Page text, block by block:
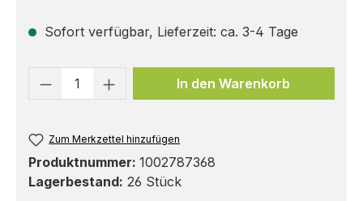
Sofort verfügbar, Lieferzeit: ca. 3-4 Tage
Produkt Anzahl: Gib den
In den Warenkorb
Zum Merkzettel hinzufügen
Produktnummer: 1002787368
Lagerbestand: 26 Stück